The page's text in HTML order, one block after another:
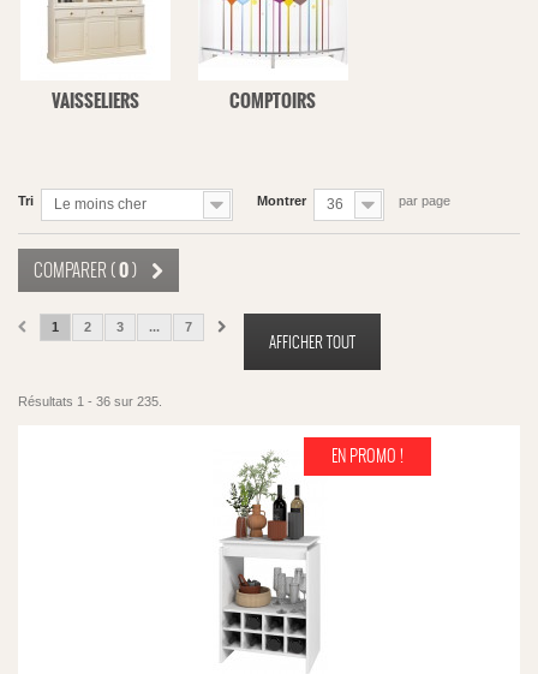
VAISSELIERS COMPTOIRS
Tri Le moins cher Montrer 36 par page
COMPARER (0)
AFFICHER TOUT
1 2 3 ... 7
Résultats 1 - 36 sur 235.
EN PROMO !